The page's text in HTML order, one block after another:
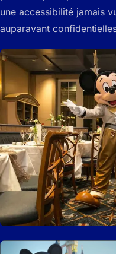
une accessibilité jamais
auparavant